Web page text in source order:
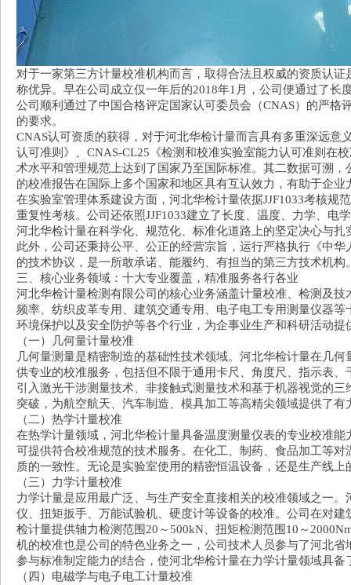
对于一家第三方计量校准机构而言，取得合法且权威的资质认
称优异。早在公司成立仅一年后的2018年1月，公司便通过了
公司顺利通过了中国合格评定国家认可委员会（CNAS）的严格
的要求。
CNAS认可资质的获得，对于河北华检计量而言具有多重深远
认可准则》、CNAS-CL25《检测和校准实验室能力认可准则在
术水平和管理规范上达到了国家乃至国际标准。其二数据可溯
的校准报告在国际上多个国家和地区具有互认效力，有助于企
在实验室管理体系建设方面，河北华检计量依据JJF1033考核
重复性考核。公司还依照JJF1033建立了长度、温度、力学、
河北华检计量在科学化、规范化、标准化道路上的坚定决心与
此外，公司还秉持公平、公正的经营宗旨，运行严格执行《中
的技术协议，是一所敢承诺、能履约、有担当的第三方技术机
三、核心业务领域：十大专业覆盖，精准服务各行各业
河北华检计量检测有限公司的核心业务涵盖计量校准、检测及
频率、纺织皮革专用、建筑交通专用、电子电工专用测量仪器
环境保护以及安全防护等各个行业，为企事业生产和科研活动
（一）几何量计量校准
几何量测量是精密制造的基础性技术领域。河北华检计量在几
供专业的校准服务，包括但不限于通用卡尺、角度尺、指示表
引入激光干涉测量技术、非接触式测量技术和基于机器视觉的
突破，为航空航天、汽车制造、模具加工等高精尖领域提供了
（二）热学计量校准
在热学计量领域，河北华检计量具备温度测量仪表的专业校准
可提供符合校准规范的技术服务。在化工、制药、食品加工等
质的一致性。无论是实验室使用的精密恒温设备，还是生产线
（三）力学计量校准
力学计量是应用最广泛、与生产安全直接相关的校准领域之一
仪、扭矩扳手、万能试验机、硬度计等设备的校准。公司在对
检计量提供轴力检测范围20～500kN、扭矩检测范围10～
机的校准也是公司的特色业务之一，公司技术人员参与了河北
参与标准制定能力的结合，使河北华检计量在力学计量领域具
（四）电磁学与电子电工计量校准